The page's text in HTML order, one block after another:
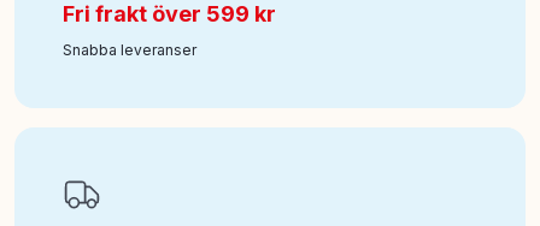
Fri frakt över 599 kr
Snabba leveranser